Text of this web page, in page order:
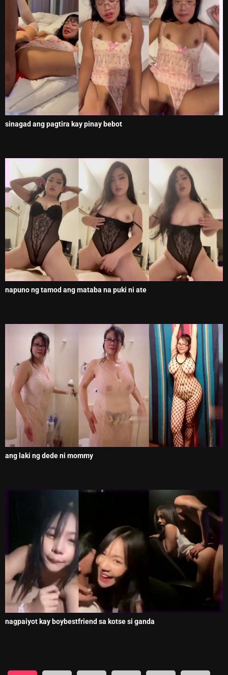
sinagad ang pagtira kay pinay bebot
napuno ng tamod ang mataba na puki ni ate
ang laki ng dede ni mommy
nagpaiyot kay boybestfriend sa kotse si ganda